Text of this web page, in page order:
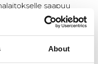
About
saapuu
kuljettava juna
vaunuja ja lähes
päätettiin